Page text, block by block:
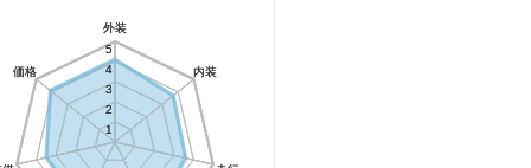
外装
内装
価格
1
2
3
4
5
外装
内装
価格
1
2
3
4
5